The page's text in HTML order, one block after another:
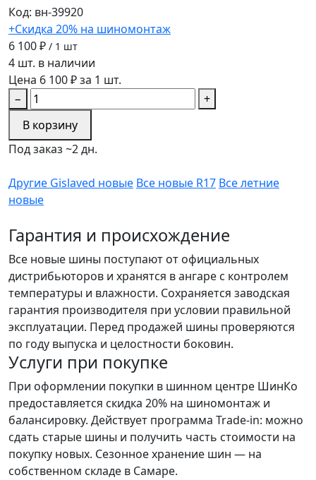
Код: вн-39920
+Скидка 20% на шиномонтаж
6 100 ₽ / 1 шт
4 шт. в наличии
Цена 6 100 ₽ за 1 шт.
−
+
В корзину
Под заказ ~2 дн.
Другие Gislaved новые Все новые R17 Все летние
новые
Гарантия и происхождение
Все новые шины поступают от официальных
дистрибьюторов и хранятся в ангаре с контролем
температуры и влажности. Сохраняется заводская
гарантия производителя при условии правильной
эксплуатации. Перед продажей шины проверяются
по году выпуска и целостности боковин.
Услуги при покупке
При оформлении покупки в шинном центре ШинКо
предоставляется скидка 20% на шиномонтаж и
балансировку. Действует программа Trade-in: можно
сдать старые шины и получить часть стоимости на
покупку новых. Сезонное хранение шин — на
собственном складе в Самаре.